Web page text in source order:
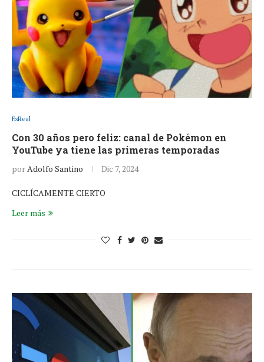
EsReal
Con 30 años pero feliz: canal de Pokémon en
YouTube ya tiene las primeras temporadas
porAdolfo Santino Dic 7, 2024
CICLÍCAMENTE CIERTO
Leer más